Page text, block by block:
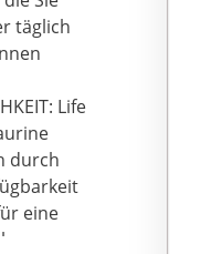
Auch
Ihrem
Ihnen
täglich
Life
durch
eine